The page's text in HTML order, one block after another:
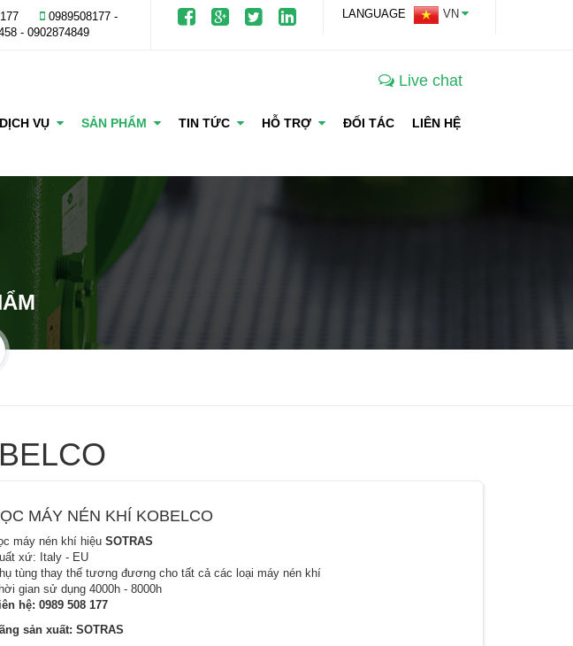
177
0989508177 -
- 0902874849
LANGUAGE VN
Live chat
DỊCH VỤ SẢN PHẨM TIN TỨC HỖ TRỢ ĐỐI TÁC LIÊN HỆ
MÁY NÉN KHÍ KOBELCO
máy nén khí hiệu SOTRAS
xứ: Italy - EU
tùng thay thế tương đương cho tất cả các loại máy nén khí
gian sử dụng 4000h - 8000h
hệ: 0989 508 177
sản xuất: SOTRAS